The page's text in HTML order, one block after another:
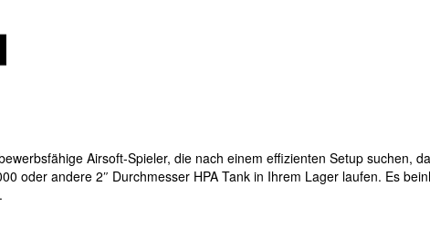
Airsoft-Spieler, die nach einem effizienten Setup suchen,
oder andere 2″ Durchmesser HPA Tank in Ihrem Lager laufen. Es